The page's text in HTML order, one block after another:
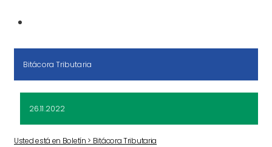
Bitácora Tributaria
26.11.2022
Usted está en Boletín > Bitácora Tributaria